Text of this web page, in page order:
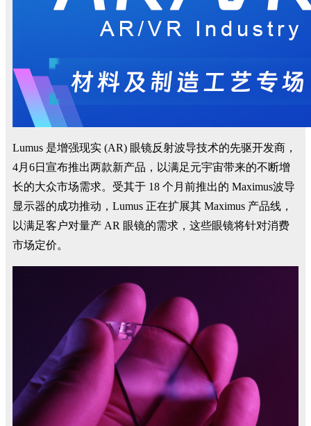
Lumus 是增强现实 (AR) 眼镜反射波导技术的先驱开发商，
4月6日宣布推出两款新产品，以满足元宇宙带来的不断增
长的大众市场需求。受其于 18 个月前推出的 Maximus波导
显示器的成功推动，Lumus 正在扩展其 Maximus 产品线，
以满足客户对量产 AR 眼镜的需求，这些眼镜将针对消费
市场定价。